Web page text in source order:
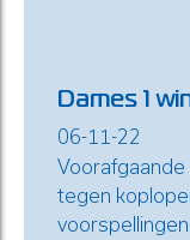
Dames 1
06-11-22
Voorafgaande
tegen